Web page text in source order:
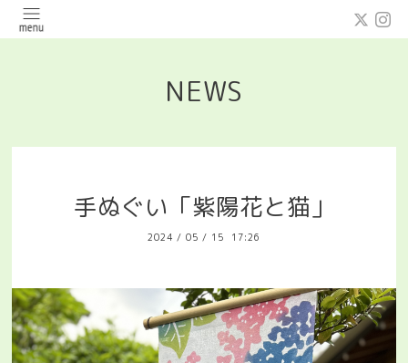
NEWS
手ぬぐい「紫陽花と猫」
2024 / 05 / 15 17:26